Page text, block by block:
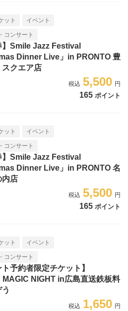
ット イベント
コンサート
】Smile Jazz Festival
Dinner Live」in PRONTO 豊
スクエア店
5,500
165 ポイント
ット イベント
コンサート
】Smile Jazz Festival
Dinner Live」in PRONTO 名
内店
5,500
165 ポイント
ット イベント
コンサート
ト予約者限定チケット】
MAGIC NIGHT in広島直送鉄板料
1,650